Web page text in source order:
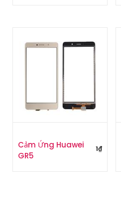
Cảm Ứng Huawei
GR5
1₫